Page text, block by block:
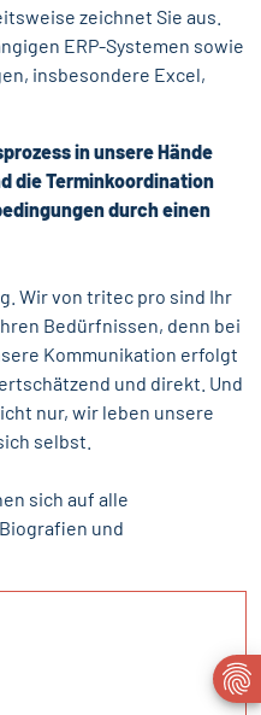
zeichnet Sie aus.
ERP-Systemen sowie
insbesondere Excel,
in unsere Hände
die Terminkoordination
durch einen
Wir von tritec pro sind Ihr
Bedürfnissen, denn bei
Kommunikation erfolgt
und direkt. Und
nur, wir leben unsere
selbst.
sich auf alle
und